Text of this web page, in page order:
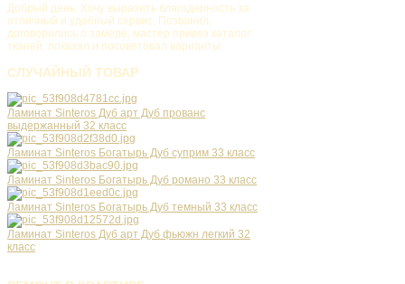
Добрый день. Хочу выразить благодарность за
отличный и удобный сервис. Позвонил,
договорились о замере, мастер привез каталог
тканей, показал и посоветовал варианты.
СЛУЧАЙНЫЙ ТОВАР
Ламинат Sinteros Дуб арт Дуб прованс
выдержанный 32 класс
Ламинат Sinteros Богатырь Дуб суприм 33 класс
Ламинат Sinteros Богатырь Дуб романо 33 класс
Ламинат Sinteros Богатырь Дуб темный 33 класс
Ламинат Sinteros Дуб арт Дуб фьюжн легкий 32
класс